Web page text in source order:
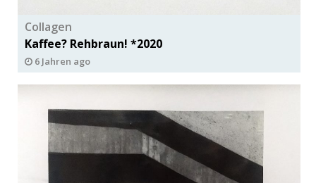
Collagen
Kaffee? Rehbraun! *2020
6 Jahren ago